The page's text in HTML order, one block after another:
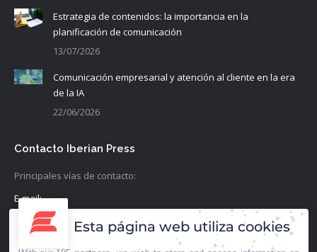
Estrategia de contenidos: la importancia en la
planificación de comunicación
13/07/2026
Comunicación empresarial y atención al cliente en la era
de la IA
22/06/2026
Contacto Iberian Press
Principales vías de contacto:
E-mail:
info@iberianpress.es
Esta página web utiliza cookies